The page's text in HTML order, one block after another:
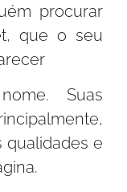
procurar
que o seu
Suas
qualidades e